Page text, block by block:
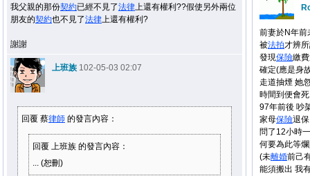
我父親的那份契約已經不見了法律上還有權利??假使另外兩位
朋友的契約也不見了法律上還有權利?
謝謝
上班族 102-05-03 02:07
回覆 蔡律師 的發言內容：
回覆 上班族 的發言內容：
... (恕刪)
前妻於N年前
被法拍才辨
發現保險繳
確定(應是身
走道抽煙 她
時間到便會
97年前後 吵
家母保險退
問了12小時
何要為此等
(未離婚前己
能須搬出 我